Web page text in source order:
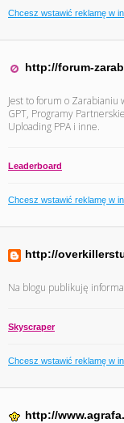
Chcesz wstawić reklamę w
http://forum-
Jest to forum o
GPT, Programy
Uploading PPA i inne.
Leaderboard
Chcesz wstawić reklamę w
http://
Na blogu publikuję
Skyscraper
Chcesz wstawić reklamę w
http://